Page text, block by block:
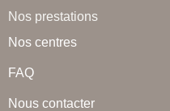
Nos prestations
Nos centres
FAQ
Nous contacter